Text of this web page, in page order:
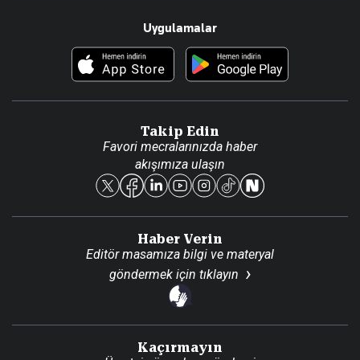
Foto Haber
Künye
Reklam Ver
Uygulamalar
Takip Edin
Favori mecralarınızda haber
akışımıza ulaşın
Haber Verin
Editör masamıza bilgi ve materyal
göndermek için tıklayın
Kaçırmayın